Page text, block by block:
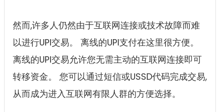
然而,许多人仍然由于互联网连接或技术故障而难
以进行UPI交易。 离线的UPI支付在这里很方便。
离线的UPI交易允许您无需主动的互联网连接即可
转移资金。 您可以通过短信或USSD代码完成交易,
从而成为进入互联网有限人群的方便选择。